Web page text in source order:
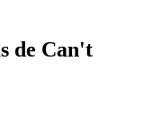
de Can't